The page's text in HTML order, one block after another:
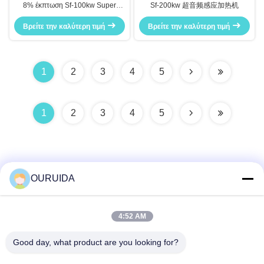
8% έκπτωση Sf-100kw Super
Audio Ενεργειακή μηχανή
θέρμανσης για όλα τα μέταλλα
Θέρμανση, θερμή σφυρηλάτηση,
Βρείτε την καλύτερη τιμή
Sf-200kw 超音频感应加热机
Βρείτε την καλύτερη τιμή
1 2 3 4 5
1 2 3 4 5
Διεύθυνση
OURUIDA
4:52 AM
Good day, what product are you looking for?